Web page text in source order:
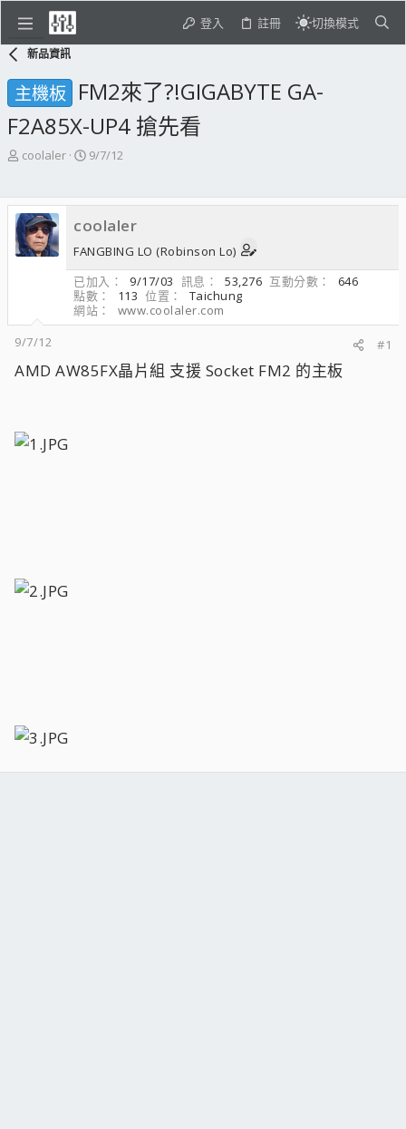
登入 註冊 切換模式
新品資訊
主機板 FM2來了?!GIGABYTE GA-
F2A85X-UP4 搶先看
主
起
人
coolaler
開
期
9/7/12
coolaler
FANGBING LO (Robinson Lo)
已加入
9/17/03 訊息 53,276 互動分數
646
點數
113 位置
Taichung
網站
www.coolaler.com
9/7/12
#1
AMD AW85FX晶片組 支援 Socket FM2 的主板